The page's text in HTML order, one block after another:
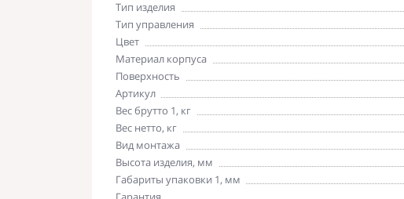
Тип изделия
Тип управления
Цвет
Материал корпуса
Поверхность
Артикул
Вес брутто 1, кг
Вес нетто, кг
Вид монтажа
Высота изделия, мм
Габариты упаковки 1, мм